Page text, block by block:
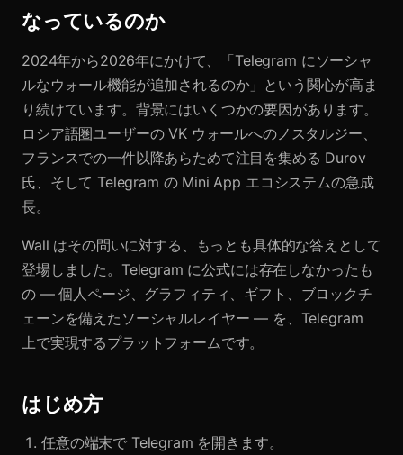
なっているのか
2024年から2026年にかけて、「Telegram にソーシャ
ルなウォール機能が追加されるのか」という関心が高ま
り続けています。背景にはいくつかの要因があります。
ロシア語圏ユーザーの VK ウォールへのノスタルジー、
フランスでの一件以降あらためて注目を集める Durov
氏、そして Telegram の Mini App エコシステムの急成
長。
Wall はその問いに対する、もっとも具体的な答えとして
登場しました。Telegram に公式には存在しなかったも
の — 個人ページ、グラフィティ、ギフト、ブロックチ
ェーンを備えたソーシャルレイヤー — を、Telegram
上で実現するプラットフォームです。
はじめ方
任意の端末で Telegram を開きます。